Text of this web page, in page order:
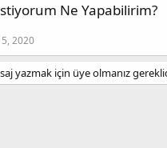
Ne Yapabilirim?
5, 2020
yazmak için üye olmanız